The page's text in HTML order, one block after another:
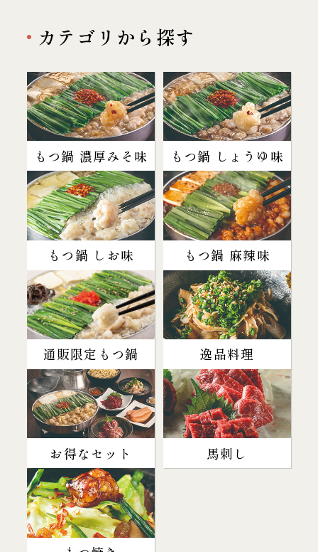
カテゴリから探す
もつ鍋 濃厚みそ味 もつ鍋 しょうゆ味
もつ鍋 しお味 もつ鍋 麻辣味
通販限定もつ鍋 逸品料理
お得なセット 馬刺し